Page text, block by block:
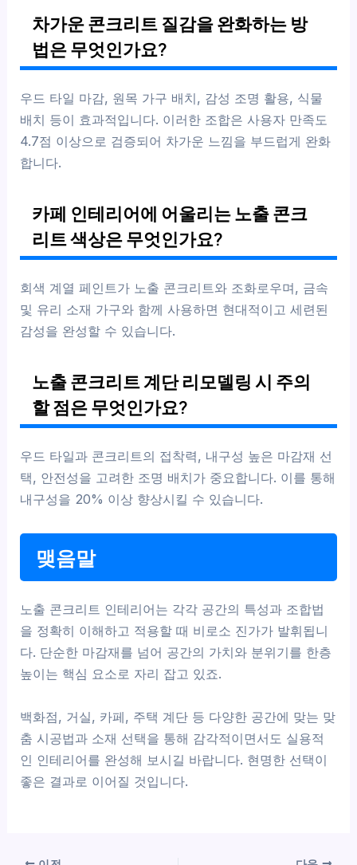
차가운 콘크리트 질감을 완화하는 방
법은 무엇인가요?
우드 타일 마감, 원목 가구 배치, 감성 조명 활용, 식물
배치 등이 효과적입니다. 이러한 조합은 사용자 만족도
4.7점 이상으로 검증되어 차가운 느낌을 부드럽게 완화
합니다.
카페 인테리어에 어울리는 노출 콘크
리트 색상은 무엇인가요?
회색 계열 페인트가 노출 콘크리트와 조화로우며, 금속
및 유리 소재 가구와 함께 사용하면 현대적이고 세련된
감성을 완성할 수 있습니다.
노출 콘크리트 계단 리모델링 시 주의
할 점은 무엇인가요?
우드 타일과 콘크리트의 접착력, 내구성 높은 마감재 선
택, 안전성을 고려한 조명 배치가 중요합니다. 이를 통해
내구성을 20% 이상 향상시킬 수 있습니다.
맺음말
노출 콘크리트 인테리어는 각각 공간의 특성과 조합법
을 정확히 이해하고 적용할 때 비로소 진가가 발휘됩니
다. 단순한 마감재를 넘어 공간의 가치와 분위기를 한층
높이는 핵심 요소로 자리 잡고 있죠.
백화점, 거실, 카페, 주택 계단 등 다양한 공간에 맞는 맞
춤 시공법과 소재 선택을 통해 감각적이면서도 실용적
인 인테리어를 완성해 보시길 바랍니다. 현명한 선택이
좋은 결과로 이어질 것입니다.